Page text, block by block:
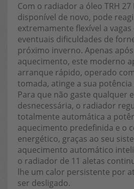
Com o radiador a óleo TRH
disponível de novo, pode
extremamente flexível a
eventuais dificuldades de
próximo inverno. Apenas
aquecimento, este moderno
arranque rápido, operado
tomada, atinge a sua
Para que não gaste qualquer
desnecessária, o radiador
totalmente automática a
aquecimento predefinida e o
energético, graças ao seu
aquecimento automático
o radiador de 11 aletas
lhe um calor persistente por
ser desligado.